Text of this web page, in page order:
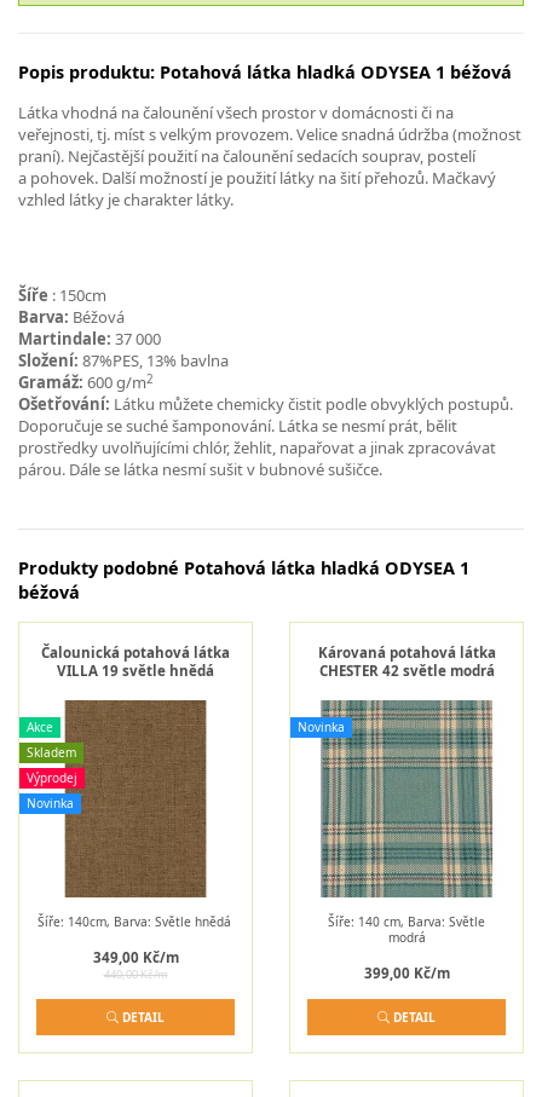
Popis produktu: Potahová látka hladká ODYSEA 1 béžová
Látka vhodná na čalounění všech prostor v domácnosti či na
veřejnosti, tj. míst s velkým provozem. Velice snadná údržba (možnost
praní). Nejčastější použití na čalounění sedacích souprav, postelí
a pohovek. Další možností je použití látky na šití přehozů. Mačkavý
vzhled látky je charakter látky.
Šíře : 150cm
Barva: Béžová
Martindale: 37 000
Složení: 87%PES, 13% bavlna
Gramáž: 600 g/m2
Ošetřování: Látku můžete chemicky čistit podle obvyklých postupů.
Doporučuje se suché šamponování. Látka se nesmí prát, bělit
prostředky uvolňujícími chlór, žehlit, napařovat a jinak zpracovávat
párou. Dále se látka nesmí sušit v bubnové sušičce.
Produkty podobné Potahová látka hladká ODYSEA 1
béžová
Čalounická potahová látka
VILLA 19 světle hnědá
Akce
Skladem
Výprodej
Novinka
Šíře: 140cm, Barva: Světle hnědá
349,00 Kč/m
440,00 Kč/m
DETAIL
Károvaná potahová látka
CHESTER 42 světle modrá
Novinka
Šíře: 140 cm, Barva: Světle
modrá
399,00 Kč/m
DETAIL